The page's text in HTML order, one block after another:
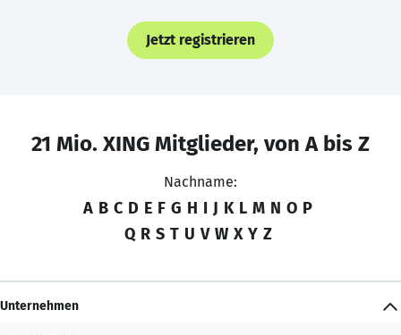
Jetzt registrieren
21 Mio. XING Mitglieder, von A bis Z
Nachname:
A B C D E F G H I J K L M N O P
Q R S T U V W X Y Z
Unternehmen